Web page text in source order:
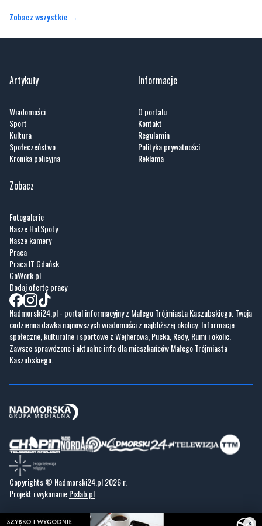
Zobacz wszystkie →
Artykuły
Wiadomości
Sport
Kultura
Społeczeństwo
Kronika policyjna
Informacje
O portalu
Kontakt
Regulamin
Polityka prywatności
Reklama
Zobacz
Fotogalerie
Nasze HotSpoty
Nasze kamery
Praca
Praca IT Gdańsk
GoWork.pl
Dodaj ofertę pracy
Nadmorski24.pl - portal informacyjny z Małego Trójmiasta Kaszubskiego. Twoja
codzienna dawka najnowszych wiadomości z najbliższej okolicy. Informacje
społeczne, kulturalne i sportowe z Wejherowa, Pucka, Redy, Rumi i okolic.
Zawsze sprawdzone i aktualne info dla mieszkańców Małego Trójmiasta
Kaszubskiego.
Copyrights © Nadmorski24.pl 2026 r.
Projekt i wykonaniePixlab.pl